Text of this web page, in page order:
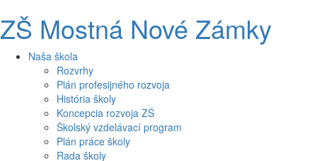
ZŠ Mostná Nové Zámky
Naša škola
Rozvrhy
Plán profesijného rozvoja
História školy
Koncepcia rozvoja ZŠ
Školský vzdelávací program
Plán práce školy
Rada školy